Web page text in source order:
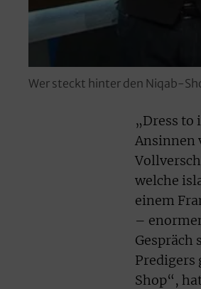
Wer steckt hinter den Niqab-
„Dress to
Ansinnen
welche
einem
–
Gespräch
Predigers
Shop“,